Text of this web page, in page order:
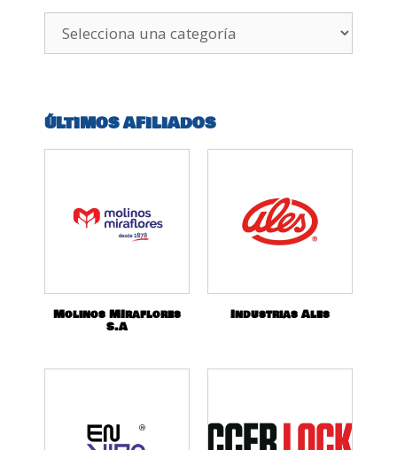
ÚLTIMOS AFILIADOS
Molinos MIraflores
S.A
Industrias Ales